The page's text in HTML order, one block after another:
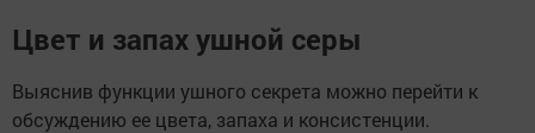
Цвет и запах ушной серы
Выяснив функции ушного секрета можно перейти к
обсуждению ее цвета, запаха и консистенции.